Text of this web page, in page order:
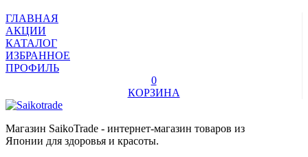
ГЛАВНАЯ
АКЦИИ
КАТАЛОГ
ИЗБРАННОЕ
ПРОФИЛЬ
0
КОРЗИНА
Магазин SaikoTrade - интернет-магазин товаров из
Японии для здоровья и красоты.